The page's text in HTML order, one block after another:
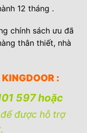
12 tháng .
chính sách ưu đã
thân thiết, nhà
:
597 hoặc
để được hỗ trợ